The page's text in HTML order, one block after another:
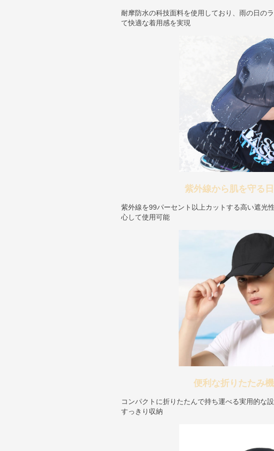
耐摩防水の科技面料を使用しており、雨の日の
て快適な着用感を実現
紫外線から肌を守る
紫外線を99パーセント以上カットする高い遮光
心して使用可能
便利な折りたたみ
コンパクトに折りたたんで持ち運べる実用的な
すっきり収納